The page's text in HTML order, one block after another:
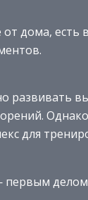
от дома,
развивать
для
делом